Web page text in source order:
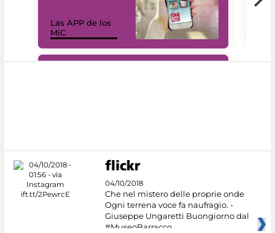
Las APP de los
MiC
04/10/2018
Che nel mistero delle proprie onde
Ogni terrena voce fa naufragio. -
Giuseppe Ungaretti Buongiorno dal
#MuseoBarracco